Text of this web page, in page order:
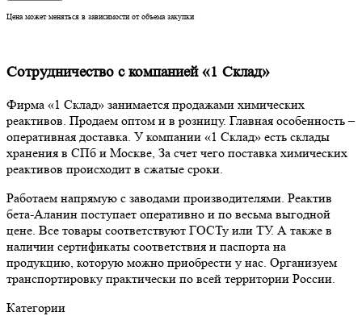
Цена может меняться в зависимости от объема закупки
Сотрудничество с компанией «1 Склад»
Фирма «1 Склад» занимается продажами химических
реактивов. Продаем оптом и в розницу. Главная особенность –
оперативная доставка. У компании «1 Склад» есть склады
хранения в СПб и Москве, За счет чего поставка химических
реактивов происходит в сжатые сроки.
Работаем напрямую с заводами производителями. Реактив
бета-Аланин поступает оперативно и по весьма выгодной
цене. Все товары соответствуют ГОСТу или ТУ. А также в
наличии сертификаты соответствия и паспорта на
продукцию, которую можно приобрести у нас. Организуем
транспортировку практически по всей территории России.
Категории